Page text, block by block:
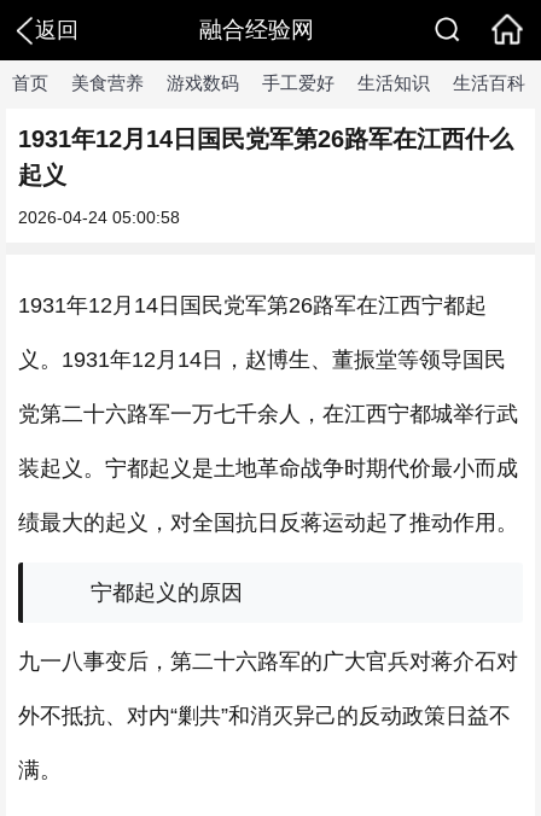
返回 融合经验网
首页 美食营养 游戏数码 手工爱好 生活知识 生活百科
1931年12月14日国民党军第26路军在江西什么
起义
2026-04-24 05:00:58
1931年12月14日国民党军第26路军在江西宁都起
义。1931年12月14日，赵博生、董振堂等领导国民
党第二十六路军一万七千余人，在江西宁都城举行武
装起义。宁都起义是土地革命战争时期代价最小而成
绩最大的起义，对全国抗日反蒋运动起了推动作用。
宁都起义的原因
九一八事变后，第二十六路军的广大官兵对蒋介石对
外不抵抗、对内“剿共”和消灭异己的反动政策日益不
满。